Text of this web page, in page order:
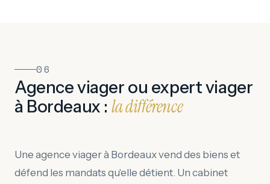
06
Agence viager ou expert viager
à Bordeaux : la différence
Une agence viager à Bordeaux vend des biens et
défend les mandats qu'elle détient. Un cabinet